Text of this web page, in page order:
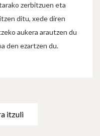
zerbitzuen eta
ditu, xede diren
aukera arautzen du
den ezartzen du.
itzuli